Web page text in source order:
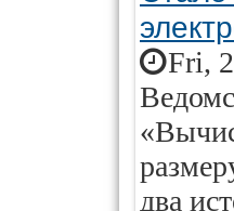
Fri,
два